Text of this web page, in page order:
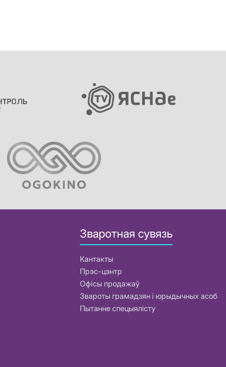
Зваротная сувязь
Кантакты
Прэс-цэнтр
Офісы продажаў
Звароты грамадзян і юрыдычных асоб
Пытанне спецыялісту